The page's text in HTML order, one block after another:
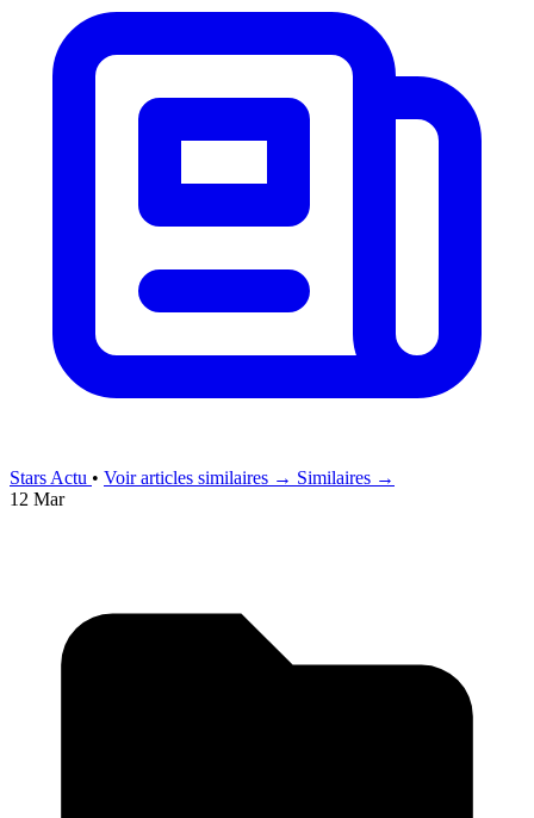
Stars Actu • Voir articles similaires → Similaires →
12 Mar